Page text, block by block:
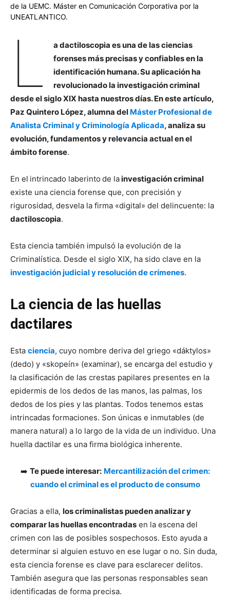
de la UEMC. Máster en Comunicación Corporativa por la
UNEATLANTICO.
L
a dactiloscopia es una de las ciencias
forenses más precisas y confiables en la
identificación humana. Su aplicación ha
revolucionado la investigación criminal
desde el siglo XIX hasta nuestros días. En este artículo,
Paz Quintero López, alumna del Máster Profesional de
Analista Criminal y Criminología Aplicada, analiza su
evolución, fundamentos y relevancia actual en el
ámbito forense.
En el intrincado laberinto de lainvestigación criminal
existe una ciencia forense que, con precisión y
rigurosidad, desvela la firma «digital» del delincuente: la
dactiloscopia.
Esta ciencia también impulsó la evolución de la
Criminalística. Desde el siglo XIX, ha sido clave en la
investigación judicial y resolución de crímenes.
La ciencia de las huellas
dactilares
Esta ciencia, cuyo nombre deriva del griego «dáktylos»
(dedo) y «skopeín» (examinar), se encarga del estudio y
la clasificación de las crestas papilares presentes en la
epidermis de los dedos de las manos, las palmas, los
dedos de los pies y las plantas. Todos tenemos estas
intrincadas formaciones. Son únicas e inmutables (de
manera natural) a lo largo de la vida de un individuo. Una
huella dactilar es una firma biológica inherente.
➡️ Te puede interesar: Mercantilización del crimen:
cuando el criminal es el producto de consumo
Gracias a ella, los criminalistas pueden analizar y
comparar las huellas encontradas en la escena del
crimen con las de posibles sospechosos. Esto ayuda a
determinar si alguien estuvo en ese lugar o no. Sin duda,
esta ciencia forense es clave para esclarecer delitos.
También asegura que las personas responsables sean
identificadas de forma precisa.